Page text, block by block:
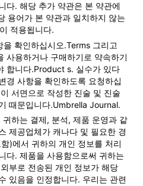
다. 해당 추가 약관은 본 약관에
용어가 본 약관과 일치하지 않는
적용됩니다.
확인하십시오.Terms 그리고
사용하거나 구매하기로 약속하기
합니다.Product s. 실수가 있다
경 사항을 확인하도록 요청하십
서면으로 작성한 진술 및 진술
때문입니다.Umbrella Journal.
하는 결제, 분석, 제품 운영과 같
제공업체가 캐나다 및 필요한 경
)에서 귀하의 개인 정보를 처리
다. 제품을 사용함으로써 귀하는
부로 전송된 개인 정보가 해당
있음을 인정합니다. 우리는 관련